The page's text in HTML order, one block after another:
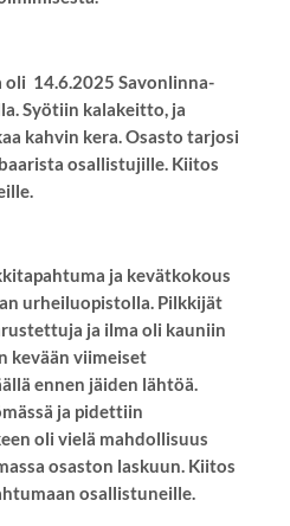
14.6.2025 Savonlinna-
Syötiin kalakeitto, ja
kahvin kera. Osasto tarjosi
osallistujille. Kiitos
ja kevätkokous
urheiluopistolla. Pilkkijät
ja ilma oli kauniin
kevään viimeiset
ennen jäiden lähtöä.
ja pidettiin
oli vielä mahdollisuus
osaston laskuun. Kiitos
osallistuneille.